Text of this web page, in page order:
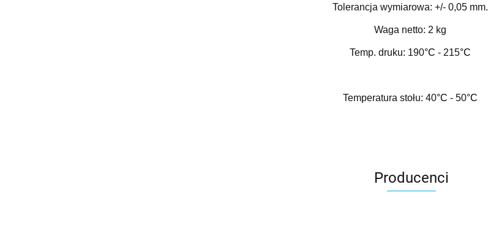
Tolerancja wymiarowa: +/- 0,05 mm.
Waga netto: 2 kg
Temp. druku: 190°C - 215°C
Temperatura stołu: 40°C - 50°C
Producenci